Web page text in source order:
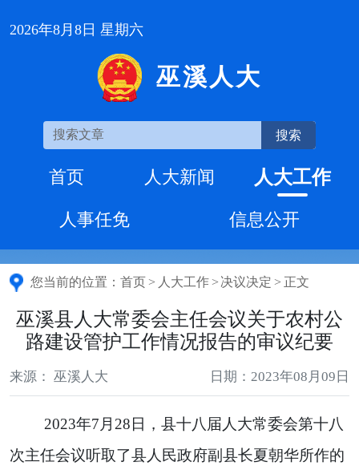
2026年8月8日 星期六
巫溪人大
搜索
首页 人大新闻 人大工作
人事任免 信息公开
您当前的位置： 首页 > 人大工作 > 决议决定 > 正文
巫溪县人大常委会主任会议关于农村公
路建设管护工作情况报告的审议纪要
来源： 巫溪人大 日期：2023年08月09日
2023年7月28日，县十八届人大常委会第十八
次主任会议听取了县人民政府副县长夏朝华所作的